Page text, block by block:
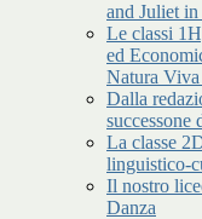
and Juliet in
Le classi
ed
Natura Viva
Dalla
successone
La classe
linguistico-
Il nostro
Danza